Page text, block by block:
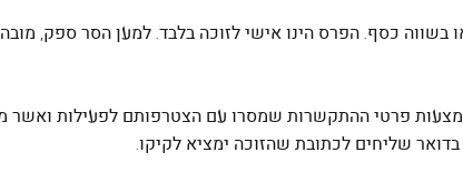
בשווה כסף. הפרס הינו אישי לזוכה בלבד. למען הסר ספק,
פרטי ההתקשרות שמסרו עם הצטרפותם לפעילות
שליחים לכתובת שהזוכה ימציא לקיקו.